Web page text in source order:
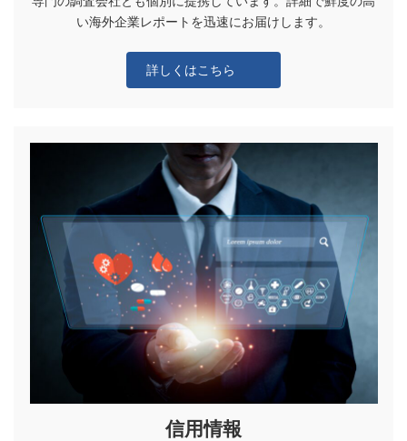
い海外企業レポートを迅速にお届けします。
詳しくはこちら
信用情報